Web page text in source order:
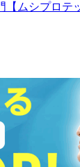
【ムシプロテ